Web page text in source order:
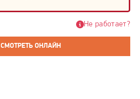
СМОТРЕТЬ ОНЛАЙН
Не работает?